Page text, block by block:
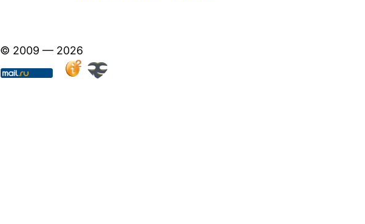
© 2009 — 2026